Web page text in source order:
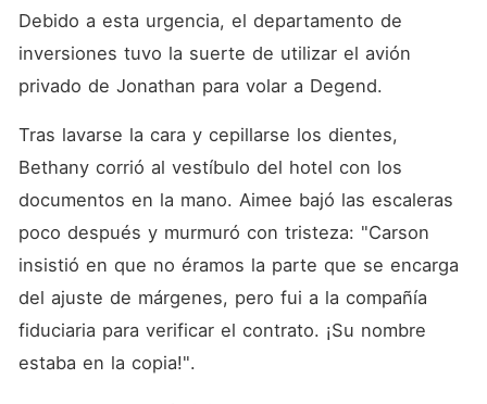
Debido a esta urgencia, el departamento de
inversiones tuvo la suerte de utilizar el avión
privado de Jonathan para volar a Degend.
Tras lavarse la cara y cepillarse los dientes,
Bethany corrió al vestíbulo del hotel con los
documentos en la mano. Aimee bajó las escaleras
poco después y murmuró con tristeza: "Carson
insistió en que no éramos la parte que se encarga
del ajuste de márgenes, pero fui a la compañía
fiduciaria para verificar el contrato. ¡Su nombre
estaba en la copia!".